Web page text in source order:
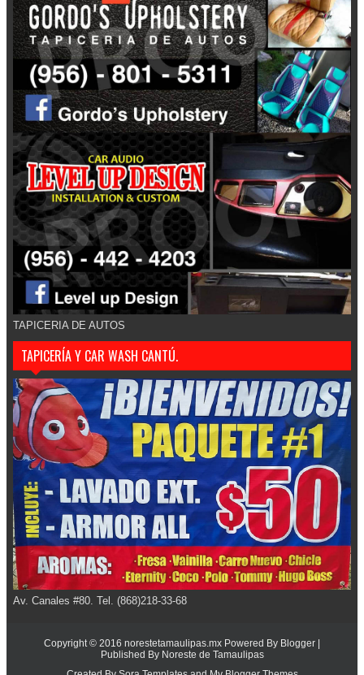
TAPICERIA DE AUTOS
TAPICERÍA Y CAR WASH CANTÚ.
Av. Canales #80. Tel. (868)218-33-68
Copyright © 2016 norestetamaulipas.mx Powered By Blogger
Published By Noreste de Tamaulipas